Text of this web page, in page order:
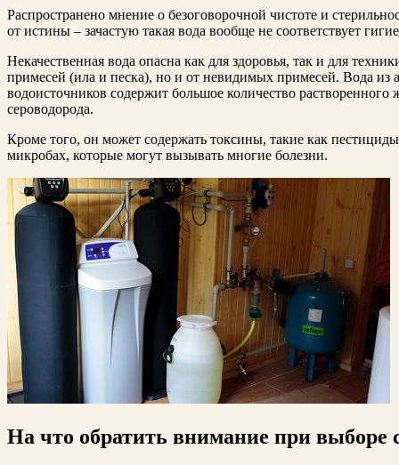
Распространено мнение о безоговорочной чистоте и
от истины – зачастую такая вода вообще не соответствует
Некачественная вода опасна как для здоровья, так и для
примесей (ила и песка), но и от невидимых примесей. Вода из
водоисточников содержит большое количество растворенного
сероводорода.
Кроме того, он может содержать токсины, такие как
микробах, которые могут вызывать многие болезни.
На что обратить внимание при выборе